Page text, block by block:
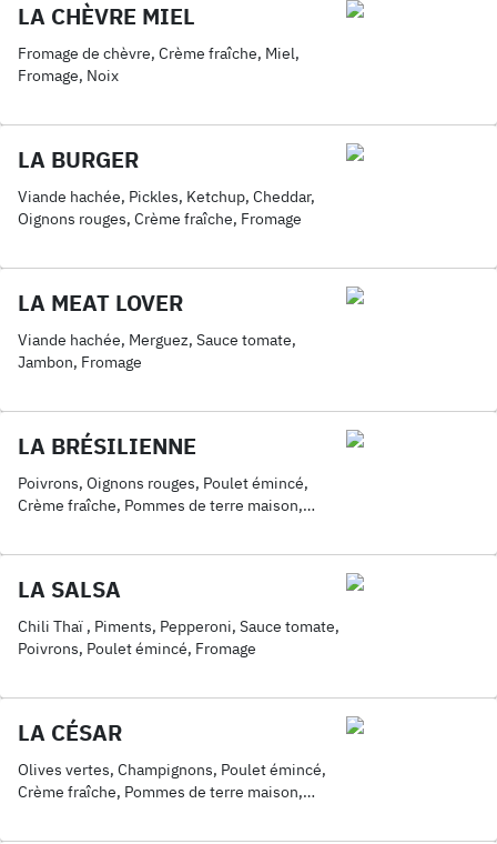
LA CHÈVRE MIEL
Fromage de chèvre, Crème fraîche, Miel,
Fromage, Noix
LA BURGER
Viande hachée, Pickles, Ketchup, Cheddar,
Oignons rouges, Crème fraîche, Fromage
LA MEAT LOVER
Viande hachée, Merguez, Sauce tomate,
Jambon, Fromage
LA BRÉSILIENNE
Poivrons, Oignons rouges, Poulet émincé,
Crème fraîche, Pommes de terre maison,
LA SALSA
Chili Thaï , Piments, Pepperoni, Sauce tomate,
Poivrons, Poulet émincé, Fromage
LA CÉSAR
Olives vertes, Champignons, Poulet émincé,
Crème fraîche, Pommes de terre maison,